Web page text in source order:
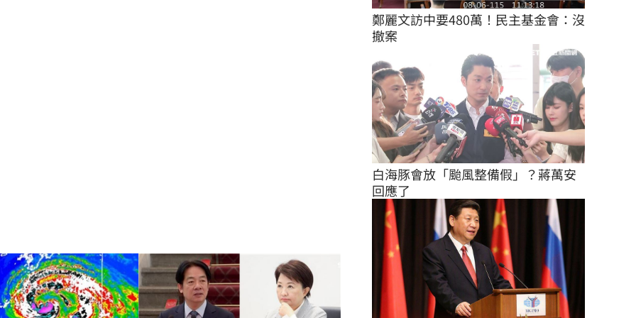
鄭麗文訪中要480萬！民主基金會：沒
撤案
白海豚會放「颱風整備假」？蔣萬安
回應了